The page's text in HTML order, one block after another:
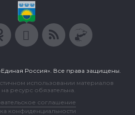
Россия». Все права защищены.
использовании материалов
на ресурс обязательна.
соглашение
конфиденциальности